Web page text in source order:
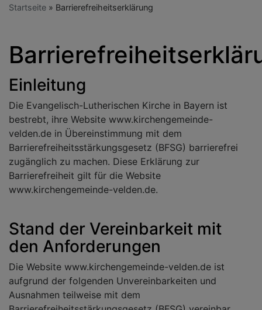
Startseite Barrierefreiheitserklärung
Einleitung
Die Evangelisch-Lutherischen Kirche in Bayern ist
bestrebt, ihre Website www.kirchengemeinde-
velden.de in Übereinstimmung mit dem
Barrierefreiheitsstärkungsgesetz (BFSG) barrierefrei
zugänglich zu machen. Diese Erklärung zur
Barrierefreiheit gilt für die Website
www.kirchengemeinde-velden.de.
Stand der Vereinbarkeit mit
den Anforderungen
Die Website www.kirchengemeinde-velden.de ist
aufgrund der folgenden Unvereinbarkeiten und
Ausnahmen teilweise mit dem